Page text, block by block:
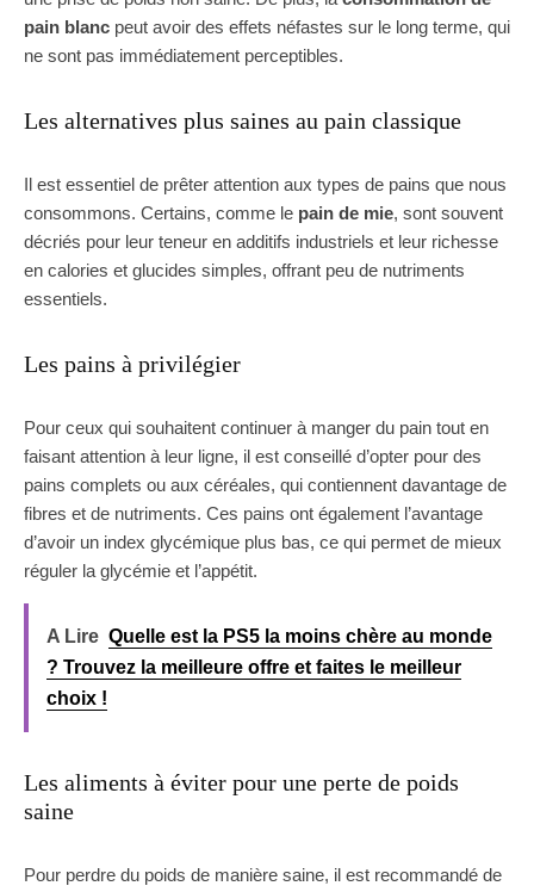
pain blanc peut avoir des effets néfastes sur le long terme, qui
ne sont pas immédiatement perceptibles.
Les alternatives plus saines au pain classique
Il est essentiel de prêter attention aux types de pains que nous
consommons. Certains, comme le pain de mie, sont souvent
décriés pour leur teneur en additifs industriels et leur richesse
en calories et glucides simples, offrant peu de nutriments
essentiels.
Les pains à privilégier
Pour ceux qui souhaitent continuer à manger du pain tout en
faisant attention à leur ligne, il est conseillé d’opter pour des
pains complets ou aux céréales, qui contiennent davantage de
fibres et de nutriments. Ces pains ont également l’avantage
d’avoir un index glycémique plus bas, ce qui permet de mieux
réguler la glycémie et l’appétit.
A Lire Quelle est la PS5 la moins chère au monde
? Trouvez la meilleure offre et faites le meilleur
choix !
Les aliments à éviter pour une perte de poids
saine
Pour perdre du poids de manière saine, il est recommandé de